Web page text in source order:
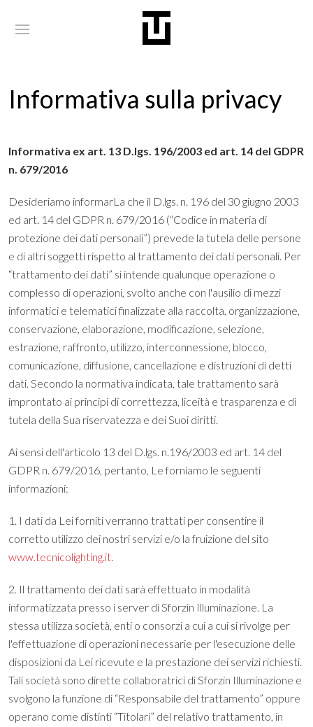
Informativa sulla privacy
Informativa ex art. 13 D.lgs. 196/2003 ed art. 14 del GDPR
n. 679/2016
Desideriamo informarLa che il D.lgs. n. 196 del 30 giugno 2003
ed art. 14 del GDPR n. 679/2016 (“Codice in materia di
protezione dei dati personali”) prevede la tutela delle persone
e di altri soggetti rispetto al trattamento dei dati personali. Per
“trattamento dei dati” si intende qualunque operazione o
complesso di operazioni, svolto anche con l'ausilio di mezzi
informatici e telematici finalizzate alla raccolta, organizzazione,
conservazione, elaborazione, modificazione, selezione,
estrazione, raffronto, utilizzo, interconnessione, blocco,
comunicazione, diffusione, cancellazione e distruzioni di detti
dati. Secondo la normativa indicata, tale trattamento sarà
improntato ai principi di correttezza, liceità e trasparenza e di
tutela della Sua riservatezza e dei Suoi diritti.
Ai sensi dell'articolo 13 del D.lgs. n.196/2003 ed art. 14 del
GDPR n. 679/2016, pertanto, Le forniamo le seguenti
informazioni:
1. I dati da Lei forniti verranno trattati per consentire il
corretto utilizzo dei nostri servizi e/o la fruizione del sito
www.tecnicolighting.it.
2. Il trattamento dei dati sarà effettuato in modalità
informatizzata presso i server di Sforzin Illuminazione. La
stessa utilizza società, enti o consorzi a cui a cui si rivolge per
l'effettuazione di operazioni necessarie per l'esecuzione delle
disposizioni da Lei ricevute e la prestazione dei servizi richiesti.
Tali società sono dirette collaboratrici di Sforzin Illuminazione e
svolgono la funzione di “Responsabile del trattamento” oppure
operano come distinti “Titolari” del relativo trattamento, in